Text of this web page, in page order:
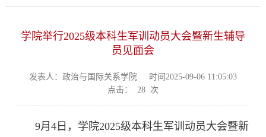
学院举行2025级本科生军训动员大会暨新生辅导
员见面会
发表人：政治与国际关系学院
时间2025-09-06 11:05:03
点击：
28 次
9月4日，学院2025级本科生军训动员大会暨新